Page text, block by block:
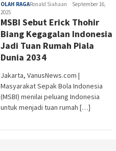
OLAH RAGARonald Siahaan
September 16,
2025
MSBI Sebut Erick Thohir
Biang Kegagalan Indonesia
Jadi Tuan Rumah Piala
Dunia 2034
Jakarta, VanusNews.com |
Masyarakat Sepak Bola Indonesia
(MSBI) menilai peluang Indonesia
untuk menjadi tuan rumah […]